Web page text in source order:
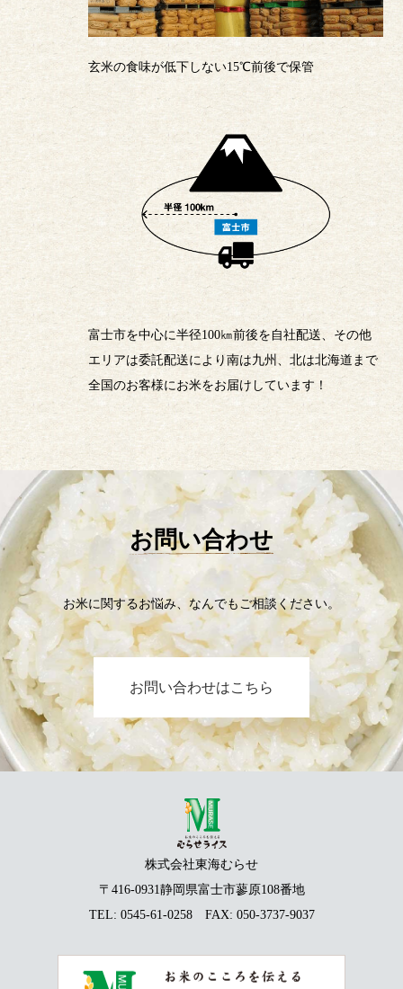
玄米の食味が低下しない15℃前後で保管
富士市を中心に半径100㎞前後を自社配送、その他
エリアは委託配送により南は九州、北は北海道まで
全国のお客様にお米をお届けしています！
お問い合わせ
お米に関するお悩み、なんでもご相談ください。
お問い合わせはこちら
株式会社東海むらせ
〒416-0931静岡県富士市蓼原108番地
TEL: 0545-61-0258FAX: 050-3737-9037